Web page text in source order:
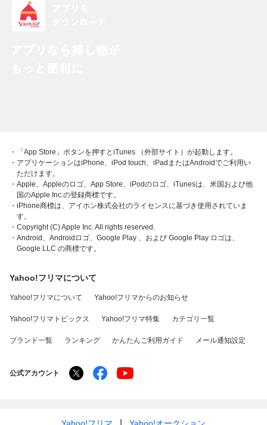
・「App Store」ボタンを押すとiTunes （外部サイト）が起動します。
・アプリケーションはiPhone、iPod touch、iPadまたはAndroidでご利用い
ただけます。
・Apple、Appleのロゴ、App Store、iPodのロゴ、iTunesは、米国および他
国のApple Inc.の登録商標です。
・iPhone商標は、アイホン株式会社のライセンスに基づき使用されていま
す。
・Copyright (C) Apple Inc. All rights reserved.
・Android、Androidロゴ、Google Play 、および Google Play ロゴは、
Google LLC の商標です。
Yahoo!フリマについて
Yahoo!フリマについて Yahoo!フリマからのお知らせ
Yahoo!フリマトピックス Yahoo!フリマ特集 カテゴリ一覧
ブランド一覧 ランキング かんたんご利用ガイド メール通知設定
公式アカウント